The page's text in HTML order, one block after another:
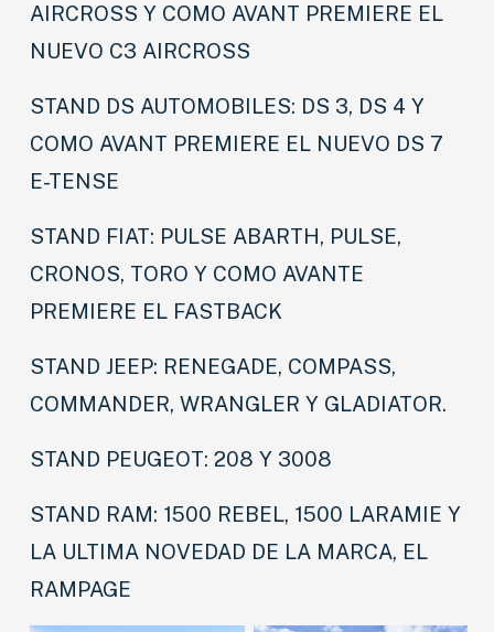
AIRCROSS Y COMO AVANT PREMIERE EL
NUEVO C3 AIRCROSS
STAND DS AUTOMOBILES: DS 3, DS 4 Y
COMO AVANT PREMIERE EL NUEVO DS 7
E-TENSE
STAND FIAT: PULSE ABARTH, PULSE,
CRONOS, TORO Y COMO AVANTE
PREMIERE EL FASTBACK
STAND JEEP: RENEGADE, COMPASS,
COMMANDER, WRANGLER Y GLADIATOR.
STAND PEUGEOT: 208 Y 3008
STAND RAM: 1500 REBEL, 1500 LARAMIE Y
LA ULTIMA NOVEDAD DE LA MARCA, EL
RAMPAGE